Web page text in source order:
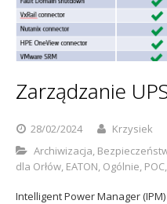
Zarządzanie
28/02/2024
Krzysiek
Archiwizacja,
dla Orłów, EATON, Ogólnie, POC,
Intelligent Power Manager